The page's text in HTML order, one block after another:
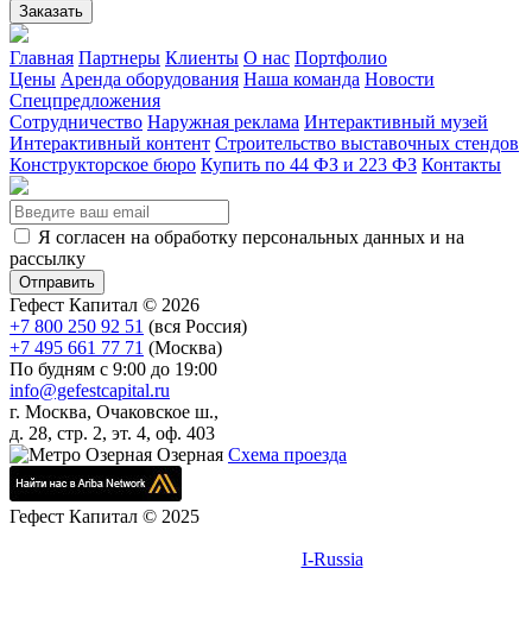
Заказать
Главная Партнеры Клиенты О нас Портфолио
Цены Аренда оборудования Наша команда Новости
Спецпредложения
Сотрудничество Наружная реклама Интерактивный музей
Интерактивный контент Строительство выставочных стендов
Конструкторское бюро Купить по 44 ФЗ и 223 ФЗ Контакты
Я согласен на обработку персональных данных и на
рассылку
Гефест Капитал © 2026
+7 800 250 92 51 (вся Россия)
+7 495 661 77 71 (Москва)
По будням с 9:00 до 19:00
info@gefestcapital.ru
г. Москва, Очаковское ш.,
д. 28, стр. 2, эт. 4, оф. 403
Озерная Схема проезда
Гефест Капитал © 2025
I-Russia